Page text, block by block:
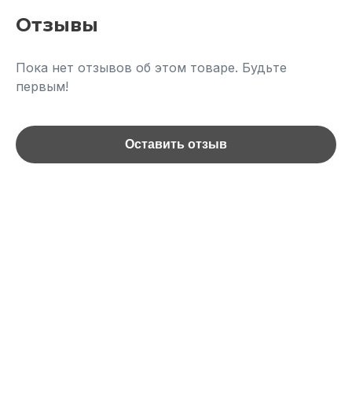
Отзывы
Пока нет отзывов об этом товаре. Будьте
первым!
Оставить отзыв